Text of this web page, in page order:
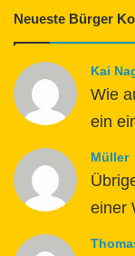
Neueste Bürger
Kai
Wie
ein
Müller
einer